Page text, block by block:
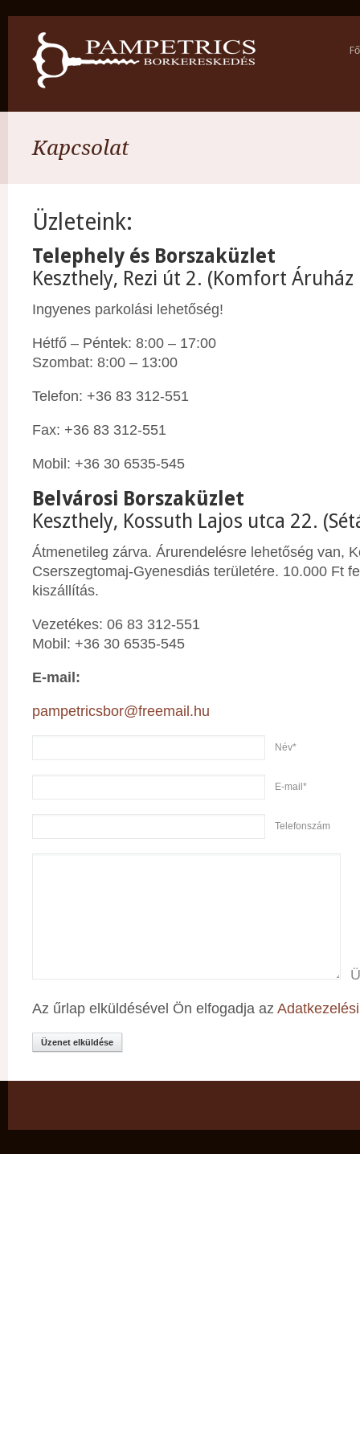
Kapcsolat
Üzleteink:
Telephely és Borszaküzlet
Keszthely, Rezi út 2. (Komfort
Ingyenes parkolási lehetőség!
Hétfő – Péntek: 8:00 – 17:00
Szombat: 8:00 – 13:00
Telefon: +36 83 312-551
Fax: +36 83 312-551
Mobil: +36 30 6535-545
Belvárosi Borszaküzlet
Keszthely, Kossuth Lajos utca 22.
Átmenetileg zárva. Árurendelésre lehetőség van,
Cserszegtomaj-Gyenesdiás területére. 10.000 Ft
kiszállítás.
Vezetékes: 06 83 312-551
Mobil: +36 30 6535-545
E-mail:
pampetricsbor@freemail.hu
Név*
E-mail*
Telefonszám
Az űrlap elküldésével Ön elfogadja az